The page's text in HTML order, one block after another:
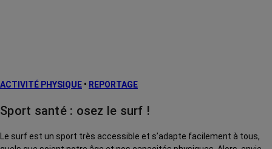
ACTIVITÉ PHYSIQUE • REPORTAGE
Sport santé : osez le surf !
Le surf est un sport très accessible et s’adapte facilement à tous,